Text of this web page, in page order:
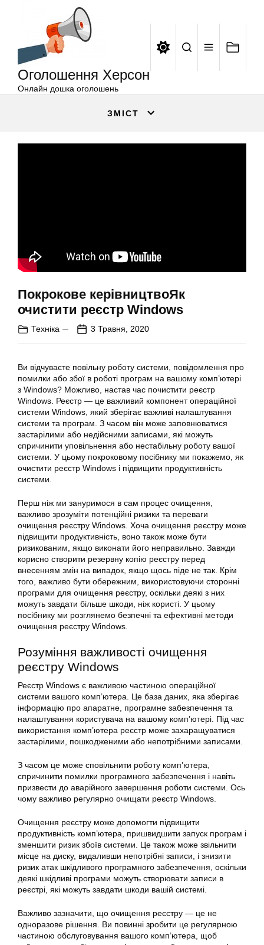
Оголошення Херсон
Онлайн дошка оголошень
ЗМІСТ
Покрокове керівництвоЯк
очистити реєстр Windows
Техніка 3 Травня, 2020
Ви відчуваєте повільну роботу системи, повідомлення про
помилки або збої в роботі програм на вашому комп’ютері
з Windows? Можливо, настав час почистити реєстр
Windows. Реєстр — це важливий компонент операційної
системи Windows, який зберігає важливі налаштування
системи та програм. З часом він може заповнюватися
застарілими або недійсними записами, які можуть
спричинити уповільнення або нестабільну роботу вашої
системи. У цьому покроковому посібнику ми покажемо, як
очистити реєстр Windows і підвищити продуктивність
системи.
Перш ніж ми зануримося в сам процес очищення,
важливо зрозуміти потенційні ризики та переваги
очищення реєстру Windows. Хоча очищення реєстру може
підвищити продуктивність, воно також може бути
ризикованим, якщо виконати його неправильно. Завжди
корисно створити резервну копію реєстру перед
внесенням змін на випадок, якщо щось піде не так. Крім
того, важливо бути обережним, використовуючи сторонні
програми для очищення реєстру, оскільки деякі з них
можуть завдати більше шкоди, ніж користі. У цьому
посібнику ми розглянемо безпечні та ефективні методи
очищення реєстру Windows.
Розуміння важливості очищення
реєстру Windows
Реєстр Windows є важливою частиною операційної
системи вашого комп’ютера. Це база даних, яка зберігає
інформацію про апаратне, програмне забезпечення та
налаштування користувача на вашому комп’ютері. Під час
використання комп’ютера реєстр може захаращуватися
застарілими, пошкодженими або непотрібними записами.
З часом це може сповільнити роботу комп’ютера,
спричинити помилки програмного забезпечення і навіть
призвести до аварійного завершення роботи системи. Ось
чому важливо регулярно очищати реєстр Windows.
Очищення реєстру може допомогти підвищити
продуктивність комп’ютера, пришвидшити запуск програм і
зменшити ризик збоїв системи. Це також може звільнити
місце на диску, видаливши непотрібні записи, і знизити
ризик атак шкідливого програмного забезпечення, оскільки
деякі шкідливі програми можуть створювати записи в
реєстрі, які можуть завдати шкоди вашій системі.
Важливо зазначити, що очищення реєстру — це не
одноразове рішення. Ви повинні зробити це регулярною
частиною обслуговування вашого комп’ютера, щоб